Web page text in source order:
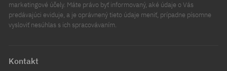
marketingové účely. Máte právo byť informovaný, aké údaje o Vás
predávajúci eviduje, a je oprávnený tieto údaje meniť, prípadne písomne
vysloviť nesúhlas s ich spracovávaním.
Kontakt